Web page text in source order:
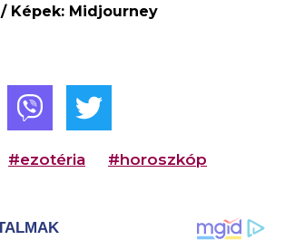
/ Képek: Midjourney
#ezotéria
#horoszkóp